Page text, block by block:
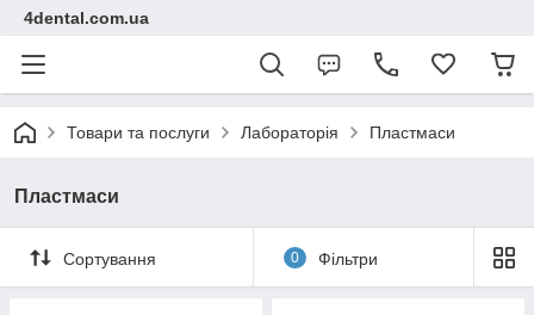
4dental.com.ua
Товари та послуги Лабораторія Пластмаси
Пластмаси
Сортування 0 Фільтри